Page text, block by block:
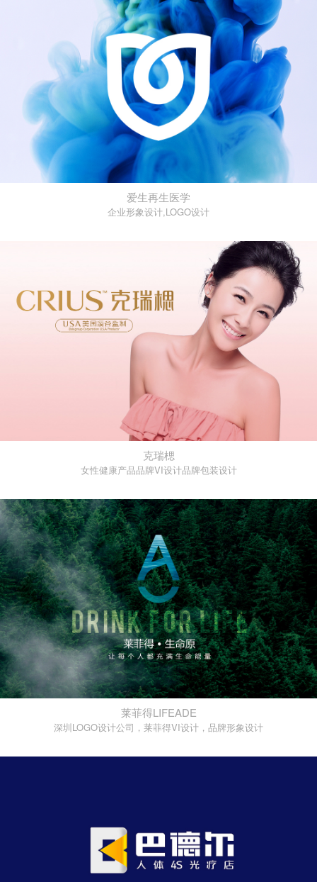
爱生再生医学
企业形象设计,LOGO设计
克瑞楒
女性健康产品品牌VI设计品牌包装设计
莱菲得LIFEADE
深圳LOGO设计公司，莱菲得VI设计，品牌形象设计